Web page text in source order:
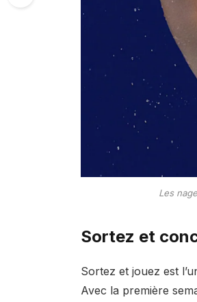
Les
Sortez et
Sortez et jouez est
Avec la première